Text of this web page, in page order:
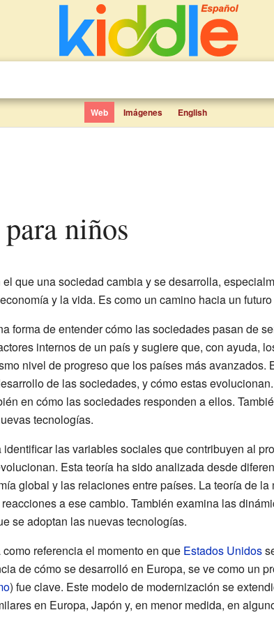
Web Imágenes English
para niños
que una sociedad cambia y se desarrolla,
y la vida. Es como un camino hacia un
forma de entender cómo las sociedades pasan de
internos de un país y sugiere que, con ayuda,
nivel de progreso que los países más avanzados.
de las sociedades, y cómo estas
en cómo las sociedades responden a ellos.
tecnologías.
las variables sociales que contribuyen al
Esta teoría ha sido analizada desde
global y las relaciones entre países. La teoría de
a ese cambio. También examina las
se adoptan las nuevas tecnologías.
referencia el momento en que Estados Unidos
de cómo se desarrolló en Europa, se ve como un
) fue clave. Este modelo de modernización se
en Europa, Japón y, en menor medida, en